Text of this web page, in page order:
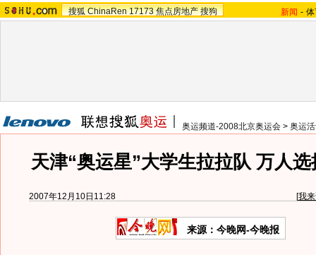
搜狐 ChinaRen 17173 焦点房地产 搜狗 新闻 -
奥运频道-2008北京奥运会 > 奥运
天津“奥运星”大学生拉拉队 万人
2007年12月10日11:28 [我
来源：今晚网-今晚报